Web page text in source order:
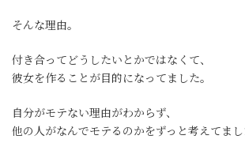
そんな理由。
付き合ってどうしたいとかではなくて、
彼女を作ることが目的になってました。
自分がモテない理由がわからず、
他の人がなんでモテるのかをずっと考えてまし